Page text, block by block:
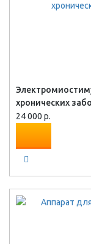
хронических
24 000 р.